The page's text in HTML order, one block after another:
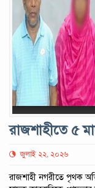
রাজশাহীতে ৫
জুলাই ২২, ২০২৬
রাজশাহী নগরীতে পৃথক